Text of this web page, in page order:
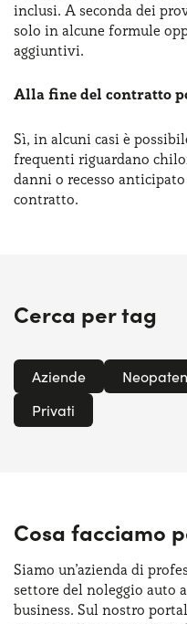
inclusi. ​A seconda ​dei
solo in alcune formule
aggiuntivi.
Alla fine del contratto
Sì, ​in alcuni casi ​è
frequenti riguardano
danni o recesso
contratto.
Cerca per tag
Aziende
Privati
Cosa facciamo
Siamo un’azienda di
settore del noleggio auto
business. Sul nostro